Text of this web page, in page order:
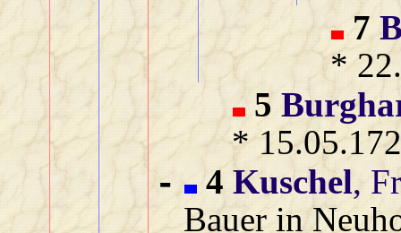
7
*
5
*
- 4 Kuschel,
Bauer in